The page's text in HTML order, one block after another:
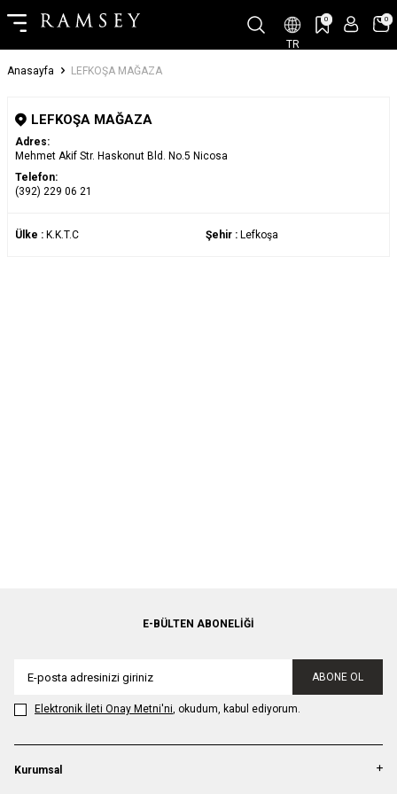
TR
0 0
Anasayfa LEFKOŞA MAĞAZA
LEFKOŞA MAĞAZA
Adres:
Mehmet Akif Str. Haskonut Bld. No.5 Nicosa
Telefon:
(392) 229 06 21
Ülke : K.K.T.C Şehir : Lefkoşa
E-BÜLTEN ABONELIĞI
ABONE OL
Elektronik İleti Onay Metni'ni, okudum, kabul ediyorum.
Kurumsal